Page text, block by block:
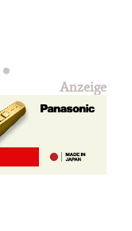
Anzeige